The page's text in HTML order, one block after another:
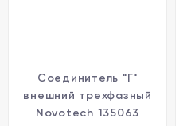
Соединитель "Г"
внешний трехфазный
Novotech 135063